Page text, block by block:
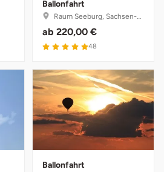
Ballonfahrt
Raum Seeburg, Sachsen-Anhalt
ab 220,00 €
48
Ballonfahrt